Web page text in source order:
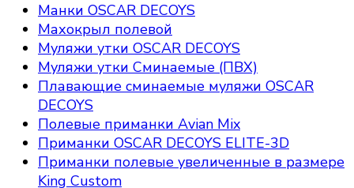
Манки OSCAR DECOYS
Махокрыл полевой
Муляжи утки OSCAR DECOYS
Муляжи утки Сминаемые (ПВХ)
Плавающие сминаемые муляжи OSCAR
DECOYS
Полевые приманки Avian Mix
Приманки OSCAR DECOYS ELITE-3D
Приманки полевые увеличенные в размере
King Custom